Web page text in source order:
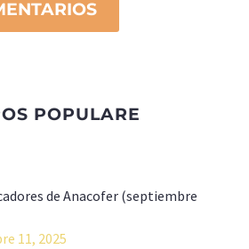
POPULARE
de Anacofer (septiembre
11, 2025